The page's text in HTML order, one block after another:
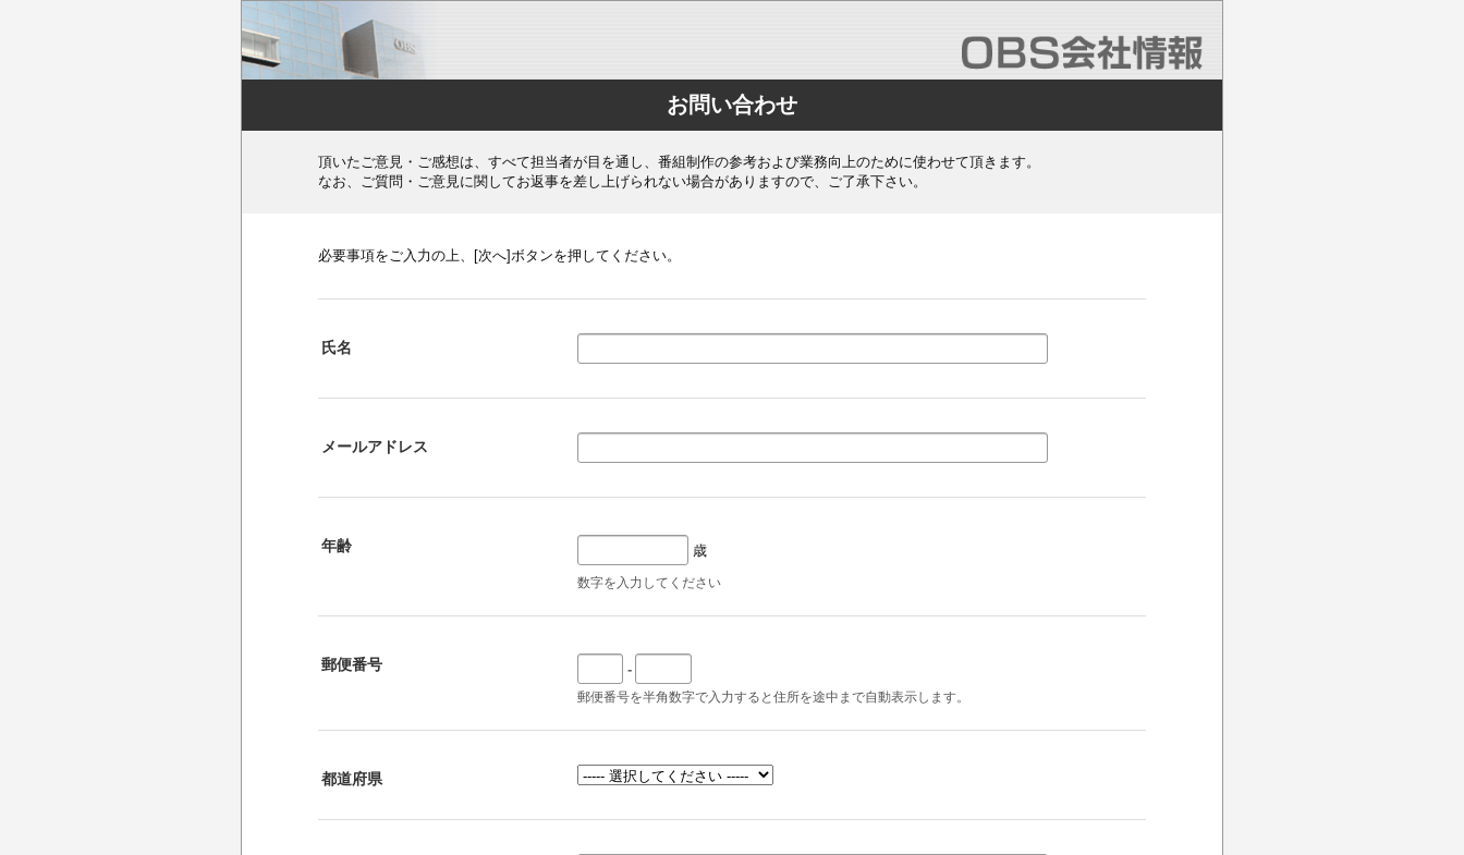
お問い合わせ
頂いたご意見・ご感想は、すべて担当者が目を通し、番組制作の参考および業務向上のために使わせて頂きます。
なお、ご質問・ご意見に関してお返事を差し上げられない場合がありますので、ご了承下さい。
必要事項をご入力の上、[次へ]ボタンを押してください。
氏名
メールアドレス
年齢 歳
数字を入力してください
郵便番号 -
郵便番号を半角数字で入力すると住所を途中まで自動表示します。
都道府県